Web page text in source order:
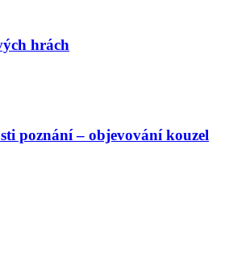
hrách
poznání – objevování kouzel